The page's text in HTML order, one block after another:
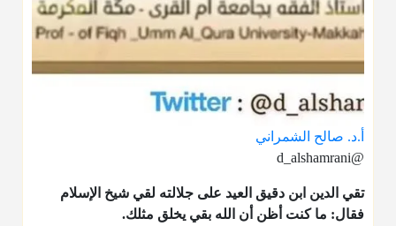
أ.د. صالح الشمراني
@d_alshamrani
تقي الدين ابن دقيق العيد على جلالته لقي شيخ الإسلام
فقال: ما كنت أظن أن الله بقي يخلق مثلك.